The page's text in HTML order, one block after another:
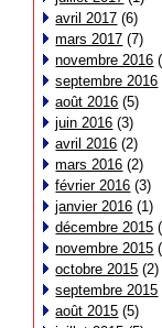
avril 2017 (6)
mars 2017 (7)
novembre 2016
septembre 2016
août 2016 (5)
juin 2016 (3)
avril 2016 (2)
mars 2016 (2)
février 2016 (3)
janvier 2016 (1)
décembre 2015
novembre 2015
octobre 2015 (2)
septembre 2015
août 2015 (5)